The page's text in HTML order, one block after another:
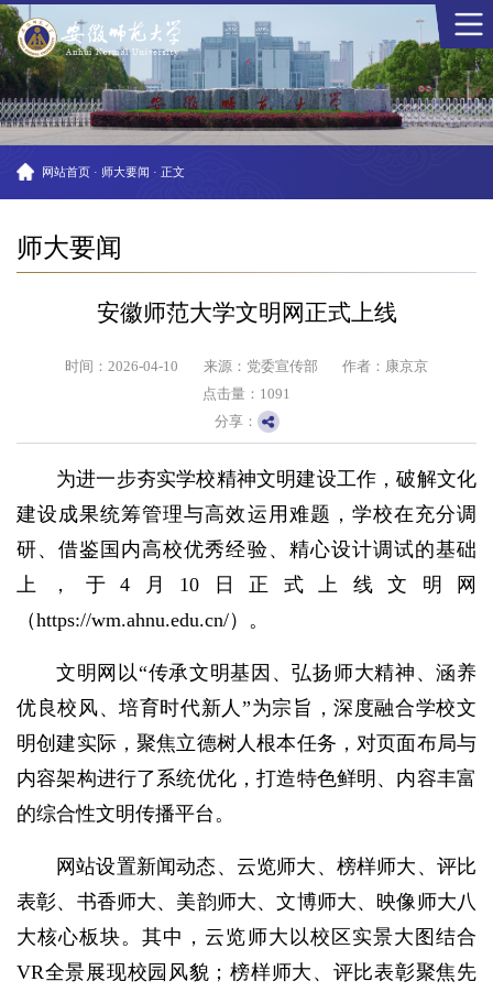
网站首页 · 师大要闻 · 正文
师大要闻
安徽师范大学文明网正式上线
时间：2026-04-10 来源：党委宣传部
作者：康京京
点击量： 1091
分享：
为进一步夯实学校精神文明建设工作，破解文化
建设成果统筹管理与高效运用难题，学校在充分调
研、借鉴国内高校优秀经验、精心设计调试的基础
上，于4月10日正式上线文明网
（https://wm.ahnu.edu.cn/）。
文明网以“传承文明基因、弘扬师大精神、涵养
优良校风、培育时代新人”为宗旨，深度融合学校文
明创建实际，聚焦立德树人根本任务，对页面布局与
内容架构进行了系统优化，打造特色鲜明、内容丰富
的综合性文明传播平台。
网站设置新闻动态、云览师大、榜样师大、评比
表彰、书香师大、美韵师大、文博师大、映像师大八
大核心板块。其中，云览师大以校区实景大图结合
VR全景展现校园风貌；榜样师大、评比表彰聚焦先